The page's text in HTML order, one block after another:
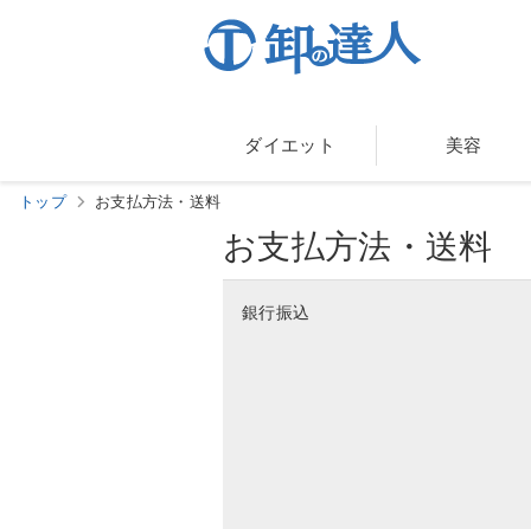
ダイエット 美容
トップ お支払方法・送料
お支払方法・送料
銀行振込